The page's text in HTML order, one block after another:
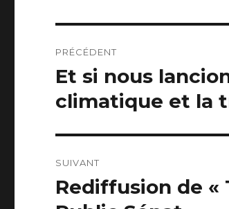
de
l’article
PRÉCÉDENT
Article
précédent :
Et si nous
climatique et la
SUIVANT
Article
suivant :
Rediffusion de «